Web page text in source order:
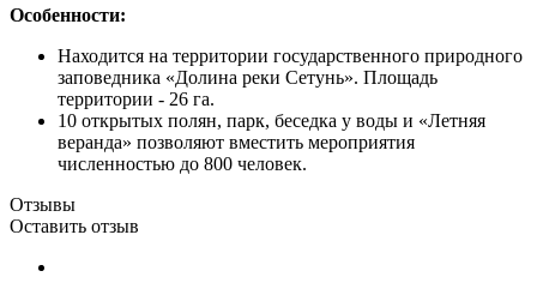
Особенности:
Находится на территории государственного природного
заповедника «Долина реки Сетунь». Площадь
территории - 26 га.
10 открытых полян, парк, беседка у воды и «Летняя
веранда» позволяют вместить мероприятия
численностью до 800 человек.
Отзывы
Оставить отзыв